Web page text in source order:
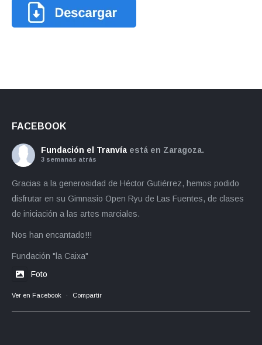
FACEBOOK
Fundación el Tranvía está en Zaragoza.
3 semanas atrás
Gracias a la generosidad de Héctor Gutiérrez, hemos podido
disfrutar en su Gimnasio Open Ryu de Las Fuentes, de clases
de iniciación a las artes marciales.
Nos han encantado!!!
Fundación "la Caixa"
Foto
Ver en Facebook · Compartir